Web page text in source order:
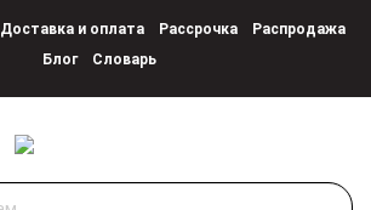
Доставка и оплата Рассрочка
Распродажа
Блог
Словарь